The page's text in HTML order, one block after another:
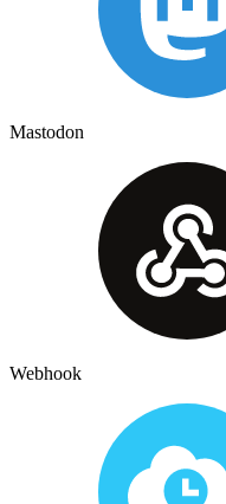
Mastodon
Webhook